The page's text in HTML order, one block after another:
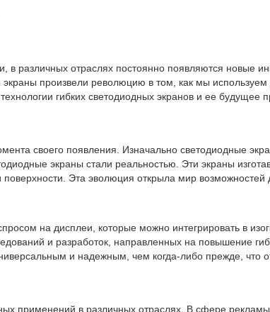
различных отраслях постоянно появляются новые
экраны произвели революцию в том, как мы
гибких светодиодных экранов и ее будущее
своего появления. Изначально светодиодные
экраны стали реальностью. Эти экраны
Эта эволюция открыла мир
на дисплеи, которые можно интегрировать в
и разработок, направленных на повышение
и надежным, чем когда-либо прежде, что
применений в различных отраслях. В сфере